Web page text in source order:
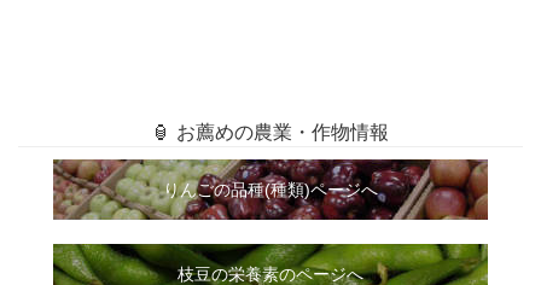
🏮 お薦めの農業・作物情報
りんごの品種(種類)ページへ
枝豆の栄養素のページへ